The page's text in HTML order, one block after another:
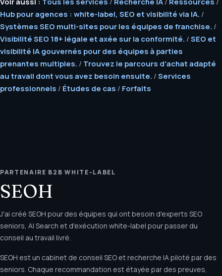
Hub pour agences : white-label, SEO et visibilité via IA. /
Systèmes SEO multi-sites pour les équipes de franchise. /
Visibilité SEO 18+ légale et axée sur la conformité. / SEO et
visibilité IA gouvernés pour des équipes à parties
prenantes multiples. / Trouvez le parcours d'achat adapté
au travail dont vous avez besoin ensuite. / Services
professionnels / Études de cas / Forfaits
PARTENAIRE B2B WHITE-LABEL
SEOH
J'ai créé SEOH pour des équipes qui ont besoin d'experts SEO
seniors, AI Search et d'exécution white-label pour passer du
conseil au travail livré.
SEOH est un cabinet de conseil SEO et recherche IA piloté par des
seniors. Chaque recommandation est étayée par des preuves,